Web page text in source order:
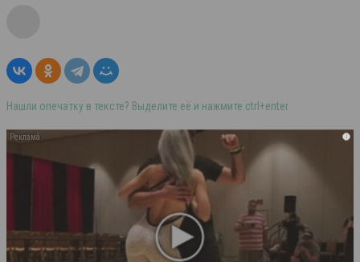
Нашли опечатку в тексте? Выделите её и нажмите ctrl+enter
i